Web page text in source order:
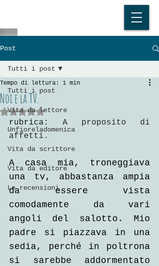
Post
Tutti i post
Vita da lettore
Unfioreladomenica
Vita da scrittore
Vita da editore
Le recensioni
Tutti i post
Noi e la TV.
Tempo di lettura: 1 min
Valutazione NaN stelle su 5.
rubrica: A proposito di
affetti.
A casa mia, troneggiava
una tv, abbastanza ampia
da essere vista
comodamente da vari
angoli del salotto. Mio
padre si piazzava in una
sedia, perché in poltrona
si sarebbe addormentato